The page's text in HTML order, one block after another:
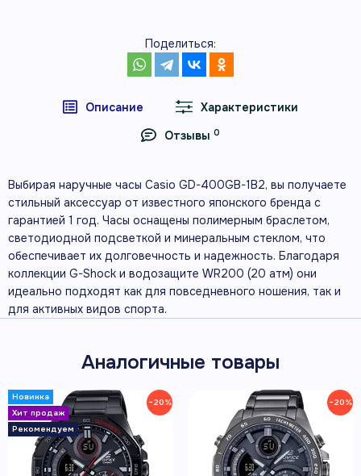
Поделиться:
Описание
Характеристики
Отзывы 0
Выбирая наручные часы Casio GD-400GB-1B2, вы получаете
стильный аксессуар от известного японского бренда с
гарантией 1 год. Часы оснащены полимерным браслетом,
светодиодной подсветкой и минеральным стеклом, что
обеспечивает их долговечность и надежность. Благодаря
коллекции G-Shock и водозащите WR200 (20 атм) они
идеально подходят как для повседневного ношения, так и
для активных видов спорта.
Аналогичные товары
−20% −20%